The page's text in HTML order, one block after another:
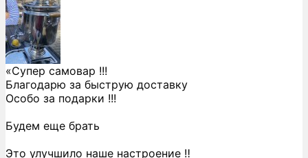
«Супер самовар !!!
Благодарю за быструю доставку
Особо за подарки !!!
Будем еще брать
Это улучшило наше настроение ‼️